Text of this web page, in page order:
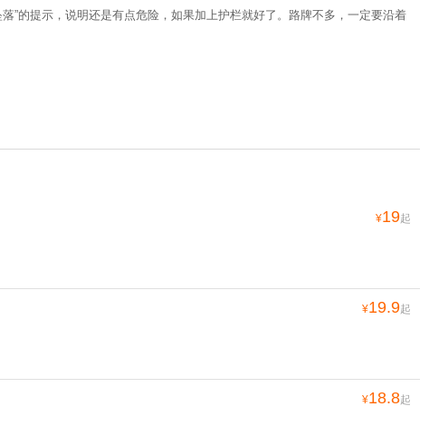
”的提示，说明还是有点危险，如果加上护栏就好了。路牌不多，一定要沿着
¥19起
¥19.9起
¥18.8起